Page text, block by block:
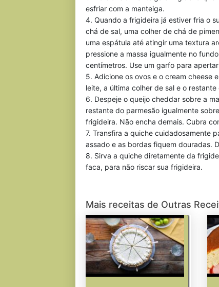
esfriar com a manteiga.
4. Quando a frigideira já estiver fria o
chá de sal, uma colher de chá de
uma espátula até atingir uma textura
pressione a massa igualmente no
centímetros. Use um garfo para
5. Adicione os ovos e o cream cheese
leite, a última colher de sal e o
6. Despeje o queijo cheddar sobre a
restante do parmesão igualmente
frigideira. Não encha demais. Cubra
7. Transfira a quiche cuidadosamente
assado e as bordas fiquem douradas.
8. Sirva a quiche diretamente da
faca, para não riscar sua frigideira.
Mais receitas de Outras